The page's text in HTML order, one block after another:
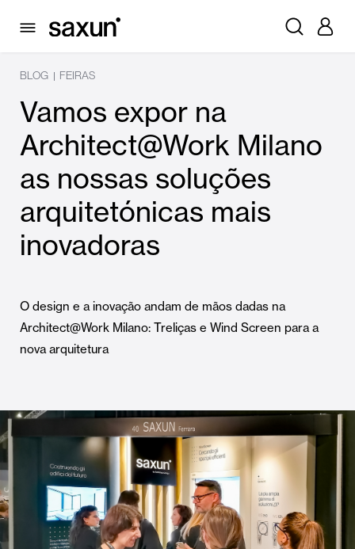
BLOG | FEIRAS
Vamos expor na
Architect@Work Milano
as nossas soluções
arquitetónicas mais
inovadoras
O design e a inovação andam de mãos dadas na
Architect@Work Milano: Treliças e Wind Screen para a
nova arquitetura